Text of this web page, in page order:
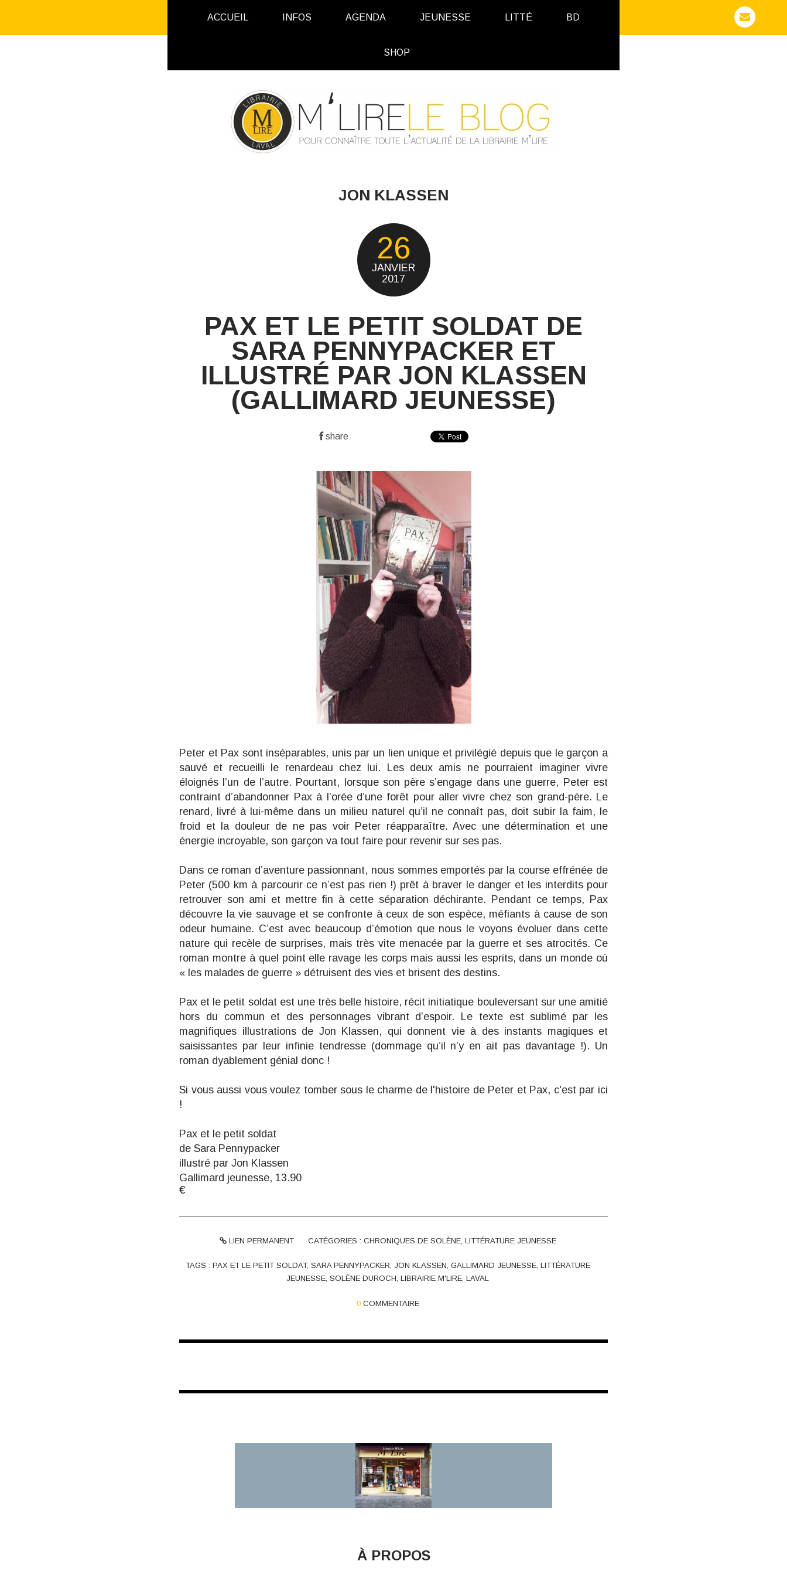
ACCUEIL INFOS AGENDA JEUNESSE LITTÉ BD
SHOP
JON KLASSEN
26
JANVIER
2017
PAX ET LE PETIT SOLDAT DE
SARA PENNYPACKER ET
ILLUSTRÉ PAR JON KLASSEN
(GALLIMARD JEUNESSE)
share
Peter et Pax sont inséparables, unis par un lien unique et privilégié depuis que le garçon a
sauvé et recueilli le renardeau chez lui. Les deux amis ne pourraient imaginer vivre
éloignés l’un de l’autre. Pourtant, lorsque son père s’engage dans une guerre, Peter est
contraint d’abandonner Pax à l’orée d’une forêt pour aller vivre chez son grand-père. Le
renard, livré à lui-même dans un milieu naturel qu’il ne connaît pas, doit subir la faim, le
froid et la douleur de ne pas voir Peter réapparaître. Avec une détermination et une
énergie incroyable, son garçon va tout faire pour revenir sur ses pas.
Dans ce roman d’aventure passionnant, nous sommes emportés par la course effrénée de
Peter (500 km à parcourir ce n’est pas rien !) prêt à braver le danger et les interdits pour
retrouver son ami et mettre fin à cette séparation déchirante. Pendant ce temps, Pax
découvre la vie sauvage et se confronte à ceux de son espèce, méfiants à cause de son
odeur humaine. C’est avec beaucoup d’émotion que nous le voyons évoluer dans cette
nature qui recèle de surprises, mais très vite menacée par la guerre et ses atrocités. Ce
roman montre à quel point elle ravage les corps mais aussi les esprits, dans un monde où
« les malades de guerre » détruisent des vies et brisent des destins.
Pax et le petit soldat est une très belle histoire, récit initiatique bouleversant sur une amitié
hors du commun et des personnages vibrant d’espoir. Le texte est sublimé par les
magnifiques illustrations de Jon Klassen, qui donnent vie à des instants magiques et
saisissantes par leur infinie tendresse (dommage qu’il n’y en ait pas davantage !). Un
roman dyablement génial donc !
Si vous aussi vous voulez tomber sous le charme de l'histoire de Peter et Pax, c'est par ici
!
Pax et le petit soldat
de Sara Pennypacker
illustré par Jon Klassen
Gallimard jeunesse, 13.90
€
LIEN PERMANENT CATÉGORIES : CHRONIQUES DE SOLÈNE, LITTÉRATURE JEUNESSE
TAGS : PAX ET LE PETIT SOLDAT, SARA PENNYPACKER, JON KLASSEN, GALLIMARD JEUNESSE, LITTÉRATURE
JEUNESSE, SOLÈNE DUROCH, LIBRAIRIE M'LIRE, LAVAL
0 COMMENTAIRE
À PROPOS